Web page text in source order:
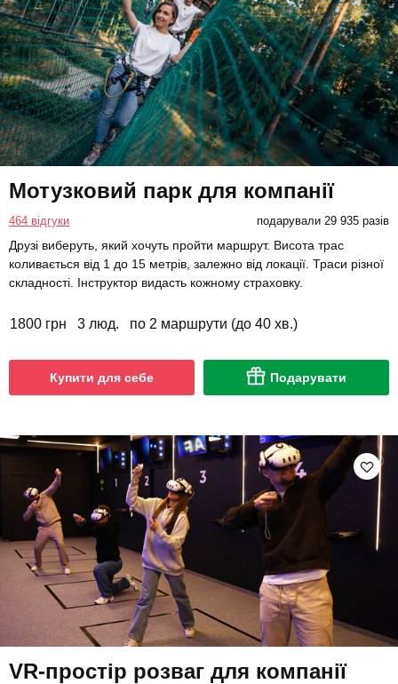
Мотузковий парк для компанії
464 відгуки подарували 29 935 разів
Друзі виберуть, який хочуть пройти маршрут. Висота трас
коливається від 1 до 15 метрів, залежно від локації. Траси різної
складності. Інструктор видасть кожному страховку.
1800 грн 3 люд. по 2 маршрути (до 40 хв.)
Купити для себе Подарувати
VR-простір розваг для компанії